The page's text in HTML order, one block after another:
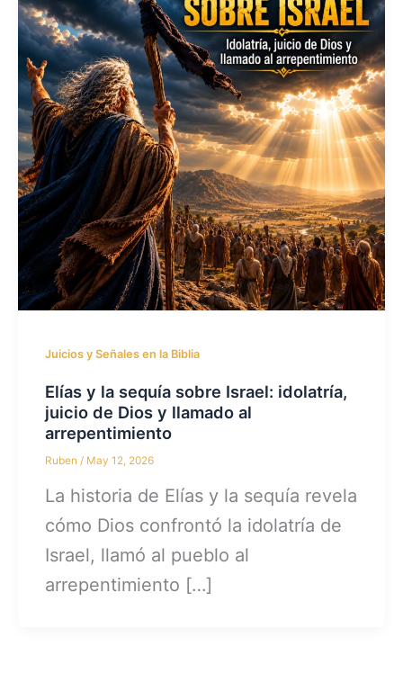
Juicios y Señales en la Biblia
Elías y la sequía sobre Israel: idolatría,
juicio de Dios y llamado al
arrepentimiento
Ruben/ May 12, 2026
La historia de Elías y la sequía revela
cómo Dios confrontó la idolatría de
Israel, llamó al pueblo al
arrepentimiento […]